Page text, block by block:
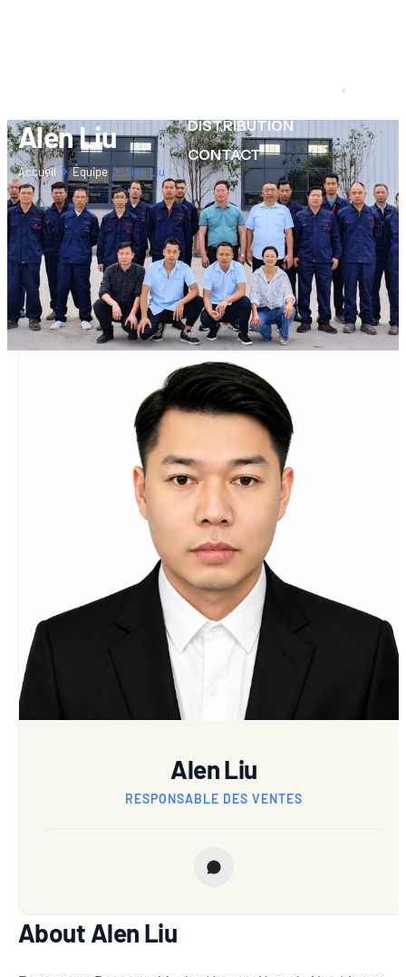
DISTRIBUTION
CONTACT
Alen Liu
Accueil Équipe Alen Liu
Alen Liu
RESPONSABLE DES VENTES
About Alen Liu